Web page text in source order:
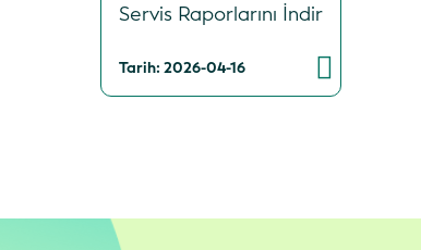
Servis Raporlarını İndir
Tarih: 2026-04-16